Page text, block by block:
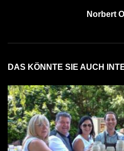
Norbert
DAS KÖNNTE SIE AUCH